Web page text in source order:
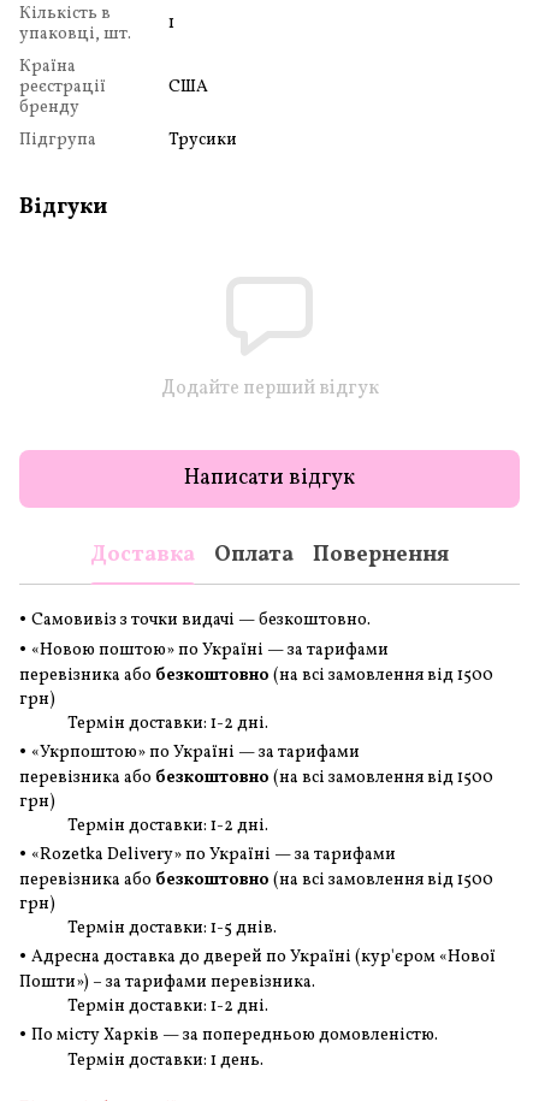
Кількість в
упаковці, шт.
1
Країна
реєстрації
бренду
США
Підгрупа Трусики
Відгуки
Додайте перший відгук
Написати відгук
Доставка Оплата Повернення
• Самовивіз з точки видачі — безкоштовно.
• «Новою поштою» по Україні — за тарифами
перевізника або безкоштовно (на всі замовленнявід 1500
грн)
Термін доставки: 1-2 дні.
• «Укрпоштою» по Україні — за тарифами
перевізника або безкоштовно (на всі замовленнявід 1500
грн)
Термін доставки: 1-2 дні.
• «Rozetka Delivery» по Україні — за тарифами
перевізника або безкоштовно (на всі замовленнявід 1500
грн)
Термін доставки: 1-5 днів.
• Адресна доставка до дверей по Україні (кур'єром «Нової
Пошти») – за тарифами перевізника.
Термін доставки: 1-2 дні.
• По місту Харків — за попередньою домовленістю.
Термін доставки: 1 день.